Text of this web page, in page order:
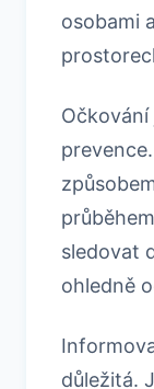
osobami
Očkování
sledovat
ohledně
důležitá.